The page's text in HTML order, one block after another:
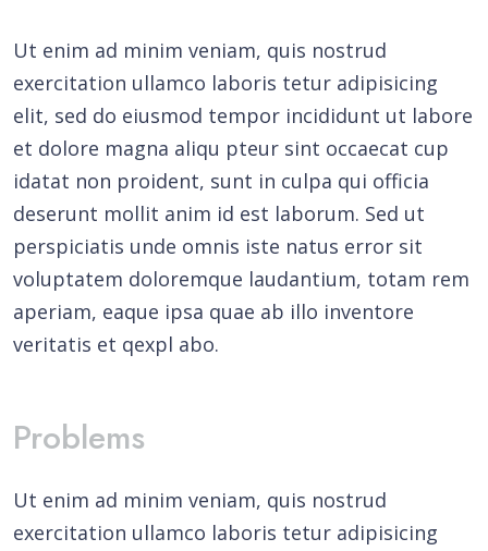
Ut enim ad minim veniam, quis nostrud
exercitation ullamco laboris tetur adipisicing
elit, sed do eiusmod tempor incididunt ut labore
et dolore magna aliqu pteur sint occaecat cup
idatat non proident, sunt in culpa qui officia
deserunt mollit anim id est laborum. Sed ut
perspiciatis unde omnis iste natus error sit
voluptatem doloremque laudantium, totam rem
aperiam, eaque ipsa quae ab illo inventore
veritatis et qexpl abo.
Problems
Ut enim ad minim veniam, quis nostrud
exercitation ullamco laboris tetur adipisicing